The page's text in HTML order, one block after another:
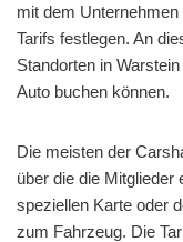
mit dem
Tarifs festlegen. An
Standorten in
Auto buchen können.
Die meisten der
über die die Mitglieder
speziellen Karte oder
zum Fahrzeug. Die